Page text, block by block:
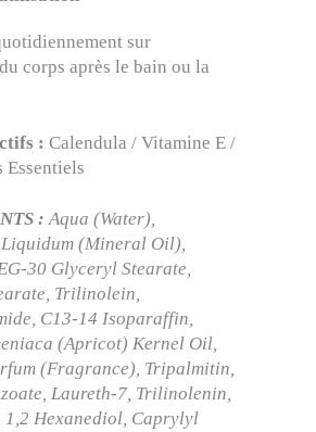
sur
corps après le bain ou la
: Calendula / Vitamine E /
Essentiels
: Aqua (Water),
(Mineral Oil),
30 Glyceryl Stearate,
Trilinolein,
C13-14 Isoparaffin,
(Apricot) Kernel Oil,
(Fragrance), Tripalmitin,
Laureth-7, Trilinolenin,
1,2 Hexanediol, Caprylyl